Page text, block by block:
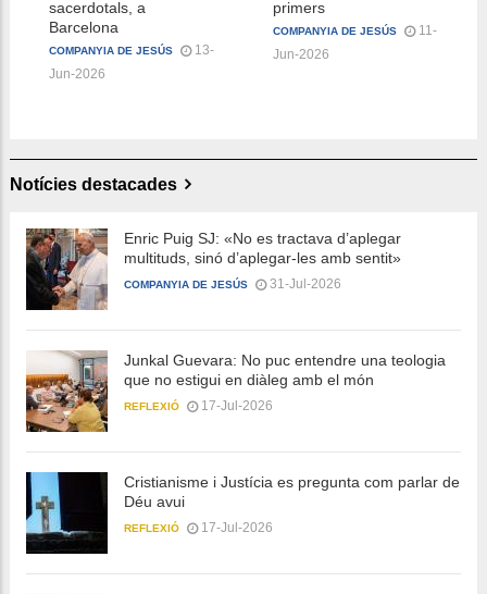
sacerdotals, a
Barcelona
COMPANYIA DE JESÚS
13-
Jun-2026
primers
COMPANYIA DE JESÚS
11-
Jun-2026
Notícies destacades
Enric Puig SJ: «No es tractava d’aplegar
multituds, sinó d’aplegar-les amb sentit»
COMPANYIA DE JESÚS 31-Jul-2026
Junkal Guevara: No puc entendre una teologia
que no estigui en diàleg amb el món
REFLEXIÓ 17-Jul-2026
Cristianisme i Justícia es pregunta com parlar de
Déu avui
REFLEXIÓ 17-Jul-2026